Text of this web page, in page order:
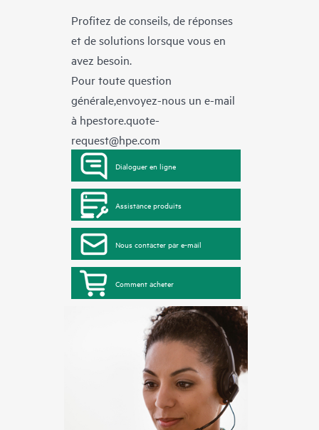
Profitez de conseils, de réponses
et de solutions lorsque vous en
avez besoin.
Pour toute question
générale,envoyez-nous un e-mail
à hpestore.quote-
request@hpe.com
Dialoguer en ligne
Assistance produits
Nous contacter par e-mail
Comment acheter